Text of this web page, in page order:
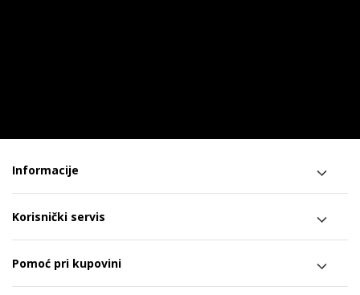
Informacije
Korisnički servis
Pomoć pri kupovini